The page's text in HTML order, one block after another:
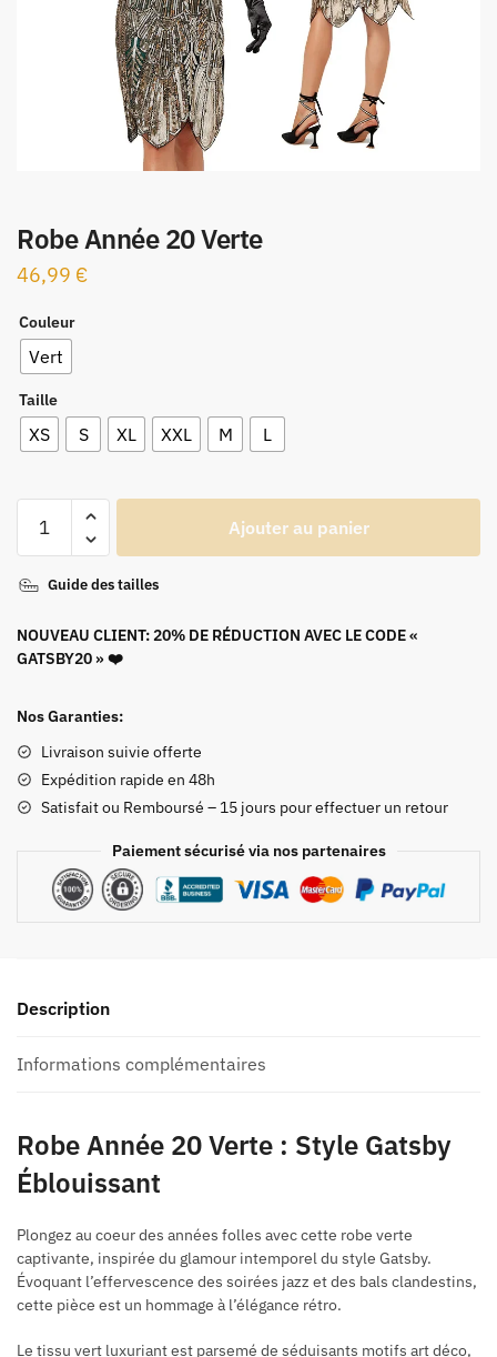
Robe Année 20 Verte
46,99 €
Couleur
Vert
Taille
XS S XL XXL M L
Année
Verte
Ajouter au panier
Guide des tailles
NOUVEAU CLIENT: 20% DE RÉDUCTION AVEC LE CODE «
GATSBY20 » ❤️
Nos Garanties:
Livraison suivie offerte
Expédition rapide en 48h
Satisfait ou Remboursé – 15 jours pour effectuer un retour
Paiement sécurisé via nos partenaires
Description
Informations complémentaires
Robe Année 20 Verte : Style Gatsby
Éblouissant
Plongez au coeur des années folles avec cette robe verte
captivante, inspirée du glamour intemporel du style Gatsby.
Évoquant l’effervescence des soirées jazz et des bals clandestins,
cette pièce est un hommage à l’élégance rétro.
Le tissu vert luxuriant est parsemé de séduisants motifs art déco,